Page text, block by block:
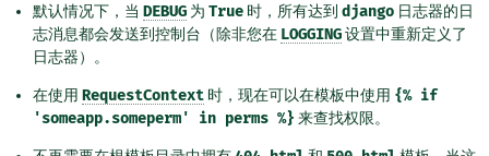
默认情况下，当 DEBUG 为 True 时，所有达到 django 日志器的日
志消息都会发送到控制台（除非您在 LOGGING设置中重新定义了
日志器）。
在使用 RequestContext 时，现在可以在模板中使用 {% if
'someapp.someperm'
in perms %} 来查找权限。